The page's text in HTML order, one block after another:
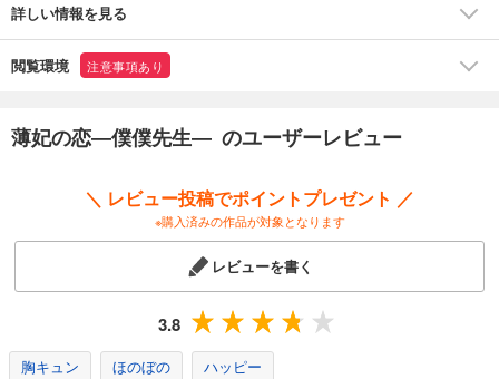
詳しい情報を見る
閲覧環境 注意事項あり
薄妃の恋―僕僕先生― のユーザーレビュー
＼ レビュー投稿でポイントプレゼント ／
※購入済みの作品が対象となります
レビューを書く
3.8
胸キュン ほのぼの ハッピー